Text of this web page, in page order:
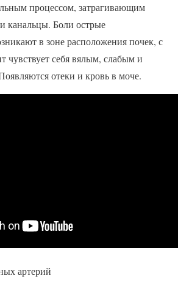
процессом, затрагивающим
канальцы. Боли острые
в зоне расположения почек, с
чувствует себя вялым, слабым и
отеки и кровь в моче.
артерий